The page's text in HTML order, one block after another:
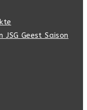
Geest Saison